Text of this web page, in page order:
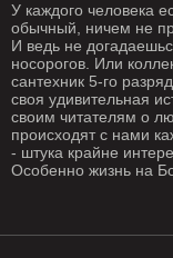
У каждого человека
обычный, ничем не
И ведь не
носорогов. Или
сантехник 5-го
своя удивительная
своим читателям о
происходят с нами
- штука крайне
Особенно жизнь на